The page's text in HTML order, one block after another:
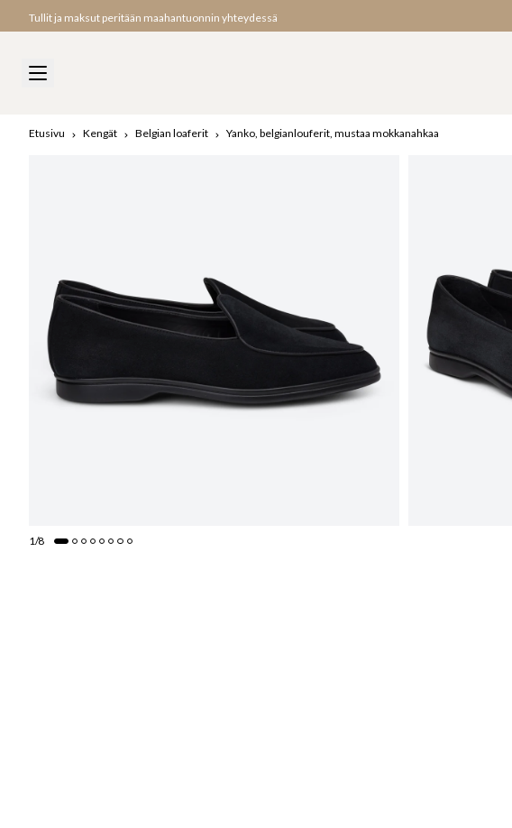
Tullit ja maksut peritään maahantuonnin yhteydessä
Etusivu Kengät Belgian loaferit Yanko, belgianlouferit, mustaa mokkanahkaa
1/8